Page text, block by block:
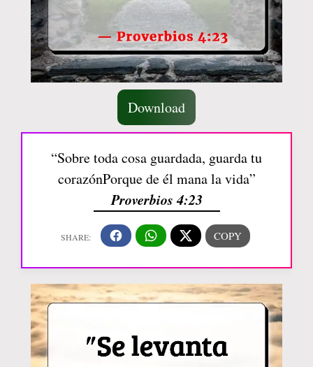
Download
“Sobre toda cosa guardada, guarda tu
corazónPorque de él mana la vida”
Proverbios 4:23